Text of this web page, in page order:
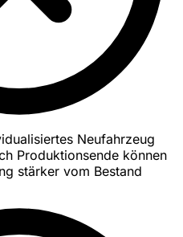
Neufahrzeug
Produktionsende können
stärker vom Bestand